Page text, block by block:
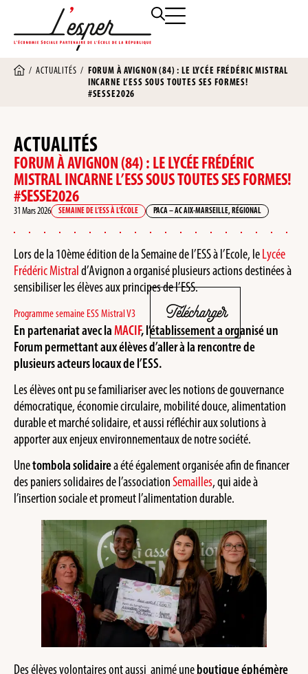
/ACTUALITÉS / FORUM À AVIGNON (84) : LE LYCÉE FRÉDÉRIC MISTRAL
INCARNE L’ESS SOUS TOUTES SES FORMES!
#SESSE2026
ACTUALITÉS
FORUM À AVIGNON (84) : LE LYCÉE FRÉDÉRIC
MISTRAL INCARNE L’ESS SOUS TOUTES SES FORMES!
#SESSE2026
31 Mars 2026 SEMAINE DE L’ESS À L’ÉCOLE PACA – AC AIX-MARSEILLE, RÉGIONAL
Lors de la 10ème édition de la Semaine de l’ESS à l’Ecole, leLycée
Frédéric Mistrald’Avignon a organisé plusieurs actions destinées à
sensibiliser les élèves aux principes de l’ESS.
Programme semaine ESS Mistral V3 Télécharger
En partenariat avec laMACIF, l’établissement a organisé un
Forum permettant aux élèves d’aller à la rencontre de
plusieurs acteurs locaux de l’ESS.
Les élèves ont pu se familiariser avec les notions de gouvernance
démocratique, économie circulaire, mobilité douce, alimentation
durable et marché solidaire, et aussi réfléchir aux solutions à
apporter aux enjeux environnementaux de notre société.
Unetombola solidairea été également organisée afin de financer
des paniers solidaires de l’associationSemailles, qui aide à
l’insertion sociale et promeut l’alimentation durable.
Des élèves volontaires ont aussi animé uneboutique éphémère